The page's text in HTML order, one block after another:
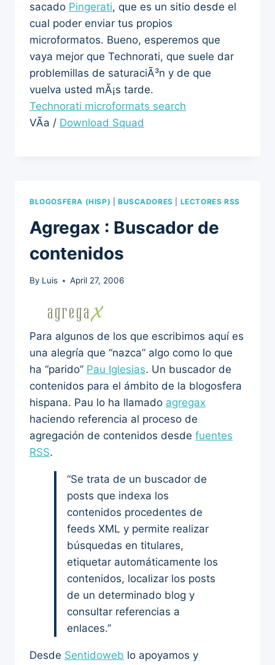
sacado Pingerati, que es un sitio desde el
cual poder enviar tus propios
microformatos. Bueno, esperemos que
vaya mejor que Technorati, que suele dar
problemillas de saturaciÃ³n y de que
vuelva usted mÃ¡s tarde.
Technorati microformats search
VÃ­a / Download Squad
BLOGOSFERA (HISP) BUSCADORES LECTORES RSS
Agregax : Buscador de
contenidos
By Luis April 27, 2006
Para algunos de los que escribimos aquí es
una alegría que “nazca” algo como lo que
ha “parido” Pau Iglesias. Un buscador de
contenidos para el ámbito de la blogosfera
hispana. Pau lo ha llamado agregax
haciendo referencia al proceso de
agregación de contenidos desde fuentes
RSS.
“Se trata de un buscador de
posts que indexa los
contenidos procedentes de
feeds XML y permite realizar
búsquedas en titulares,
etiquetar automáticamente los
contenidos, localizar los posts
de un determinado blog y
consultar referencias a
enlaces.”
Desde Sentidoweb lo apoyamos y